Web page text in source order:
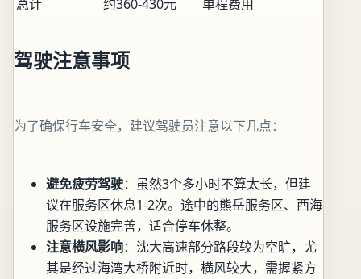
总计
约360-430元 单程费用
驾驶注意事项
为了确保行车安全，建议驾驶员注意以下几点：
避免疲劳驾驶：虽然3个多小时不算太长，但建
议在服务区休息1-2次。途中的熊岳服务区、西海
服务区设施完善，适合停车休整。
注意横风影响：沈大高速部分路段较为空旷，尤
其是经过海湾大桥附近时，横风较大，需握紧方